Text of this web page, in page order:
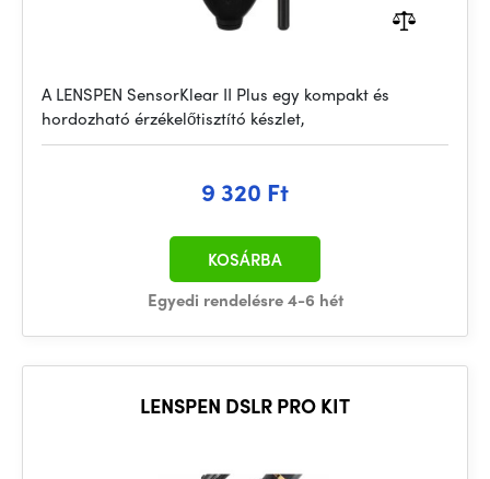
A LENSPEN SensorKlear II Plus egy kompakt és
hordozható érzékelőtisztító készlet,
9 320 Ft
Egyedi rendelésre 4-6 hét
KOSÁRBA
LENSPEN DSLR PRO KIT